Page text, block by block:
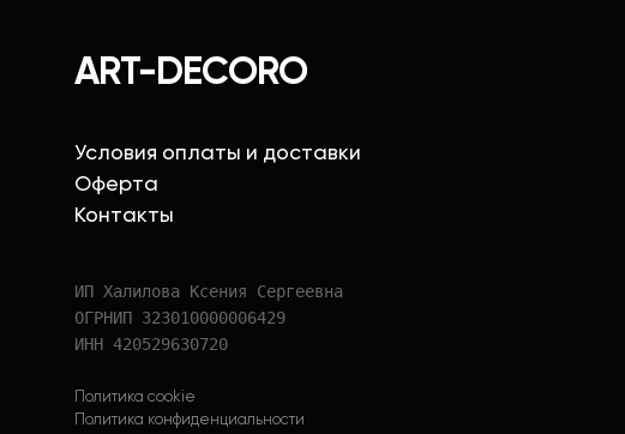
ART-DECORO
Условия оплаты и доставки
Оферта
Контакты
ИП Халилова Ксения Сергеевна
ОГРНИП 323010000006429
ИНН 420529630720
Политика cookie
Политика конфиденциальности